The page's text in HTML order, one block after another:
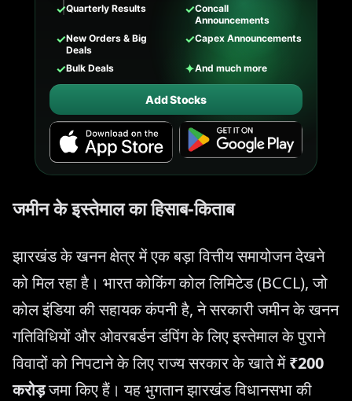
✓Quarterly Results ✓Concall
Announcements
✓New Orders & Big
Deals
✓Capex Announcements
✓Bulk Deals ✦And much more
Add Stocks
जमीन के इस्तेमाल का हिसाब-किताब
झारखंड के खनन क्षेत्र में एक बड़ा वित्तीय समायोजन देखने
को मिल रहा है। भारत कोकिंग कोल लिमिटेड (BCCL), जो
कोल इंडिया की सहायक कंपनी है, ने सरकारी जमीन के खनन
गतिविधियों और ओवरबर्डन डंपिंग के लिए इस्तेमाल के पुराने
विवादों को निपटाने के लिए राज्य सरकार के खाते में₹200
करोड़जमा किए हैं। यह भुगतान झारखंड विधानसभा की